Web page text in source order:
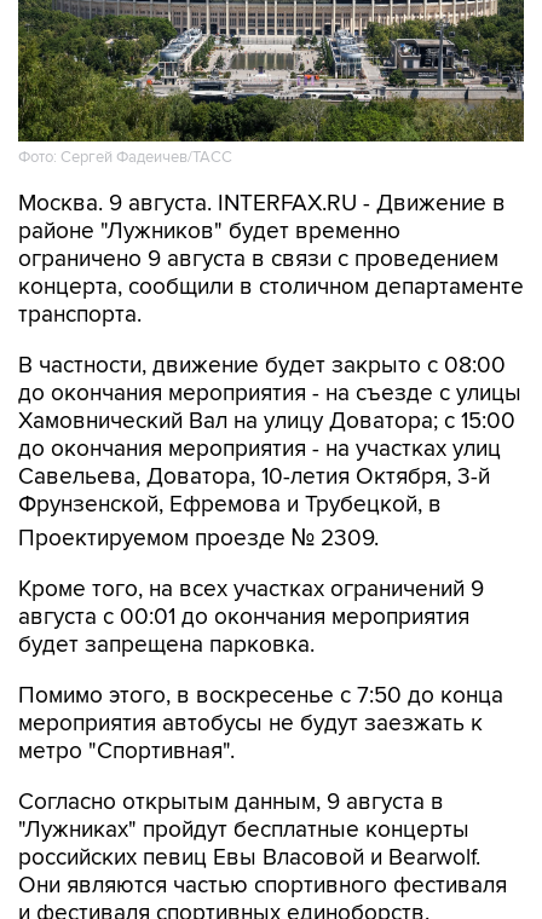
Фото: Сергей Фадеичев/ТАСС
Москва. 9 августа. INTERFAX.RU - Движение в
районе "Лужников" будет временно
ограничено 9 августа в связи с проведением
концерта, сообщили в столичном департаменте
транспорта.
В частности, движение будет закрыто с 08:00
до окончания мероприятия - на съезде с улицы
Хамовнический Вал на улицу Доватора; с 15:00
до окончания мероприятия - на участках улиц
Савельева, Доватора, 10-летия Октября, 3-й
Фрунзенской, Ефремова и Трубецкой, в
Проектируемом проезде № 2309.
Кроме того, на всех участках ограничений 9
августа с 00:01 до окончания мероприятия
будет запрещена парковка.
Помимо этого, в воскресенье с 7:50 до конца
мероприятия автобусы не будут заезжать к
метро "Спортивная".
Согласно открытым данным, 9 августа в
"Лужниках" пройдут бесплатные концерты
российских певиц Евы Власовой и Bearwolf.
Они являются частью спортивного фестиваля